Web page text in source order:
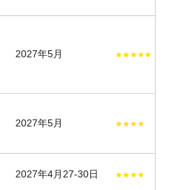
2027年5月
2027年5月
2027年4月27-30日